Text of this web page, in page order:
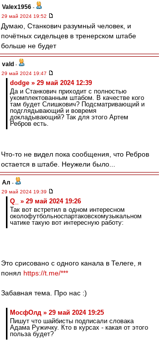
Valex1956 -
29 май 2024 19:52
Думаю, Станкович разумный человек, и
почётных сидельцев в тренерском штабе
больше не будет
vald -
29 май 2024 19:47
dodge » 29 май 2024 12:39
Да и Станкович приходит с полностью
укомплектованным штабом. В качестве кого
там будет Слишкович? Подсматривающий и
подглядывающий и вовремя
докладывающий? Так для этого Артем
Ребров есть.
Что-то не видел пока сообщения, что Ребров
остается в штабе. Неужели было...
Ал -
29 май 2024 19:39
Q_ » 29 май 2024 19:26
Так вот встретил в одном интересном
околофутбольноспартаковскомузыкальном
чатике такую вот интересную работу:
Это срисовано с одного канала в Телеге, я
понял https://t.me/***
Забавная тема. Про нас :)
МосфОлд » 29 май 2024 19:25
Пишут что шайбисты подписали словака
Адама Ружичку. Кто в курсах - какая от этого
польза будет?